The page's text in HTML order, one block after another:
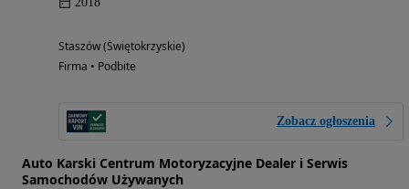
Staszów (Świętokrzyskie)
Firma • Podbite
Zobacz ogłoszenia
Auto Karski Centrum Motoryzacyjne Dealer i Serwis
Samochodów Używanych